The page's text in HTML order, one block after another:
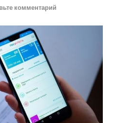
комментарий